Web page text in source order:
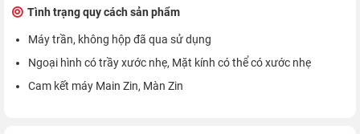
Tình trạng quy cách sản phẩm
Máy trần, không hộp đã qua sử dụng
Ngoại hình có trầy xước nhẹ, Mặt kính có thể có xước nhẹ
Cam kết máy Main Zin, Màn Zin